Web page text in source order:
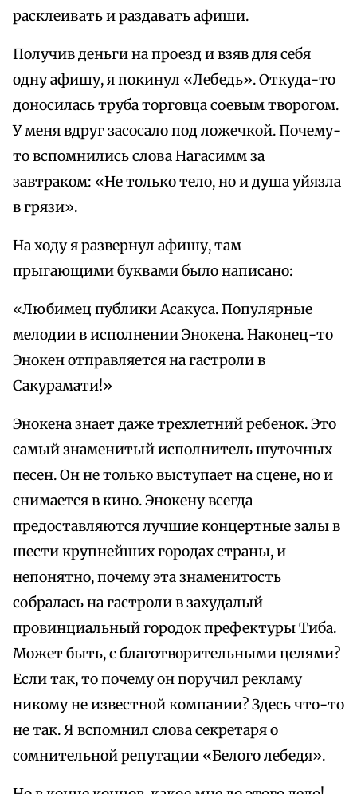
расклеивать и раздавать афиши.
Получив деньги на проезд и взяв для себя
одну афишу, я покинул «Лебедь». Откуда-то
доносилась труба торговца соевым творогом.
У меня вдруг засосало под ложечкой. Почему-
то вспомнились слова Нагасимм за
завтраком: «Не только тело, но и душа уйязла
в грязи».
На ходу я развернул афишу, там
прыгающими буквами было написано:
«Любимец публики Асакуса. Популярные
мелодии в исполнении Энокена. Наконец-то
Энокен отправляется на гастроли в
Сакурамати!»
Энокена знает даже трехлетний ребенок. Это
самый знаменитый исполнитель шуточных
песен. Он не только выступает на сцене, но и
снимается в кино. Энокену всегда
предоставляются лучшие концертные залы в
шести крупнейших городах страны, и
непонятно, почему эта знаменитость
собралась на гастроли в захудалый
провинциальный городок префектуры Тиба.
Может быть, с благотворительными целями?
Если так, то почему он поручил рекламу
никому не известной компании? Здесь что-то
не так. Я вспомнил слова секретаря о
сомнительной репутации «Белого лебедя».